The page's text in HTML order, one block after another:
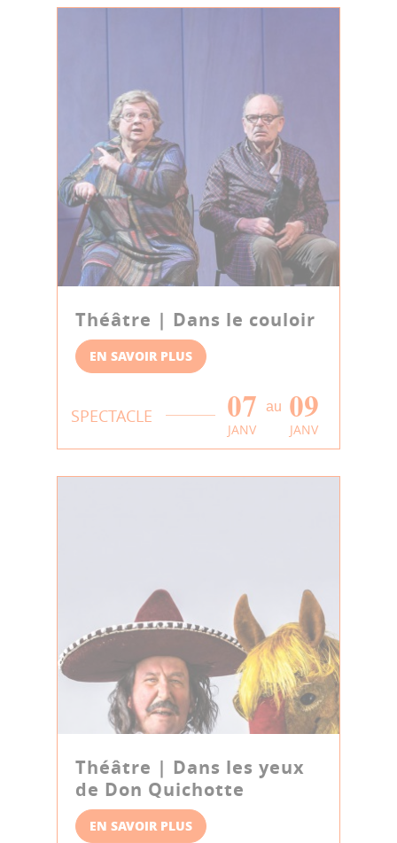
Théâtre | Dans le couloir
EN SAVOIR PLUS
SPECTACLE 07
JANV
au 09
JANV
Théâtre | Dans les yeux
de Don Quichotte
EN SAVOIR PLUS